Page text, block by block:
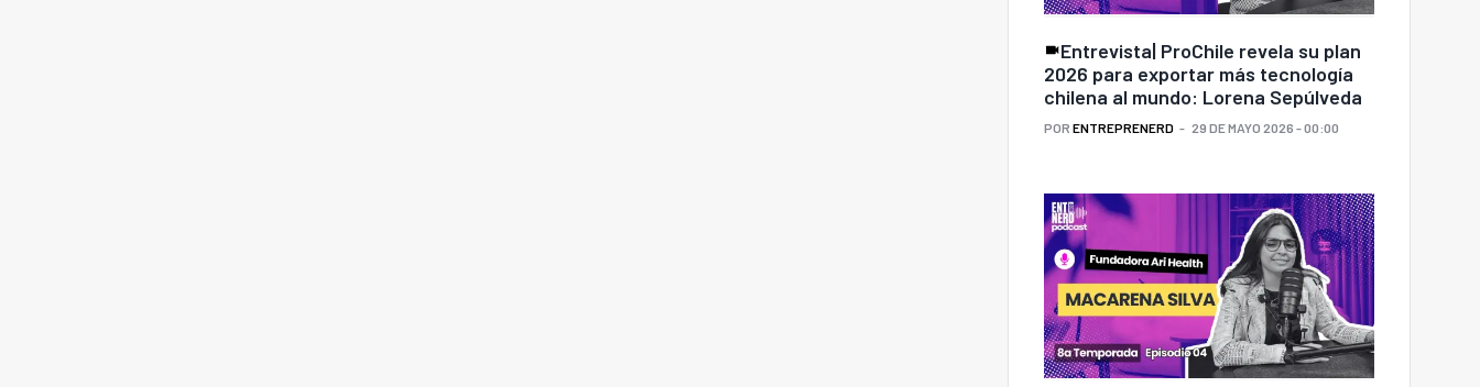
Entrevista| ProChile revela su plan
2026 para exportar más tecnología
chilena al mundo: Lorena Sepúlveda
POR ENTREPRENERD 29 DE MAYO 2026 - 00:00